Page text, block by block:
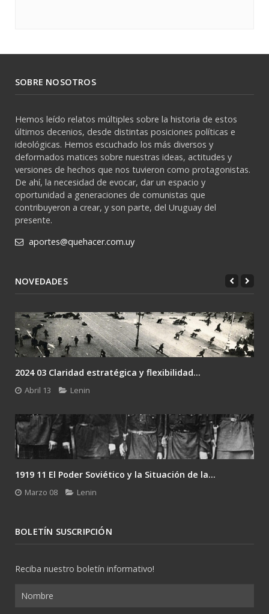
SOBRE NOSOTROS
Hemos leído relatos múltiples sobre la historia de estos
últimos decenios, desde distintas posiciones políticas e
ideológicas. Hemos escuchado los más diversos y
deformados matices sobre nuestras ideas, actitudes y
versiones de hechos que nos tuvieron como protagonistas.
De ahí, la necesidad de evocar, dar un espacio y
oportunidad a generaciones de comunistas que
contribuyeron a crear, y son parte, del Uruguay del
presente.
aportes@quehacer.com.uy
NOVEDADES
2024 03 Claridad estratégica y flexibilidad...
Abril 13 Lenin
1919 11 El Poder Soviético y la Situación de la...
Marzo 08 Lenin
BOLETÍN SUSCRIPCIÓN
Reciba nuestro boletín informativo!